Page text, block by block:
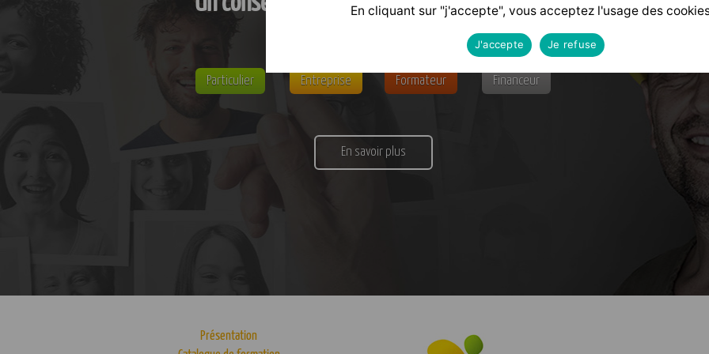
Particulier Entreprise Formateur Financeur
En savoir plus
Présentation
En cliquant sur "j'accepte", vous acceptez l'usage des
J'accepte Je refuse